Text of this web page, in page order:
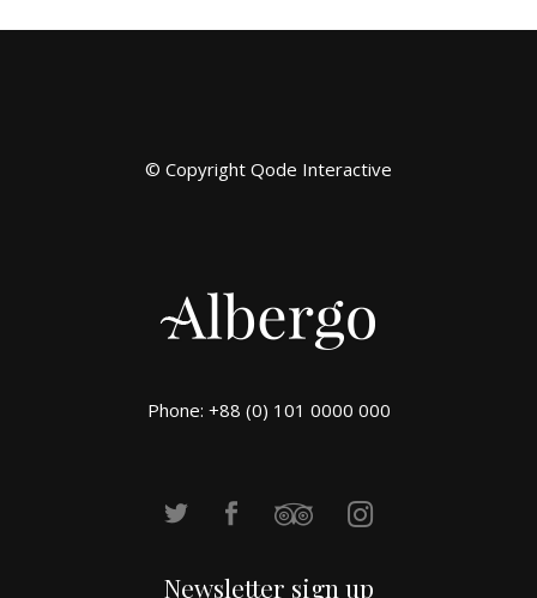
© Copyright Qode Interactive
Phone: +88 (0) 101 0000 000
Newsletter sign up